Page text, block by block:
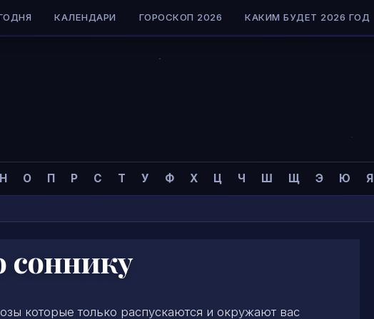
КАЛЕНДАРИ ГОРОСКОП 2026 КАКИМ БУДЕТ 2026 ГОД
Н О П Р С Т У Ф Х Ц Ч Ш Щ Э Ю Я
соннику
которые только распускаются и окружают вас